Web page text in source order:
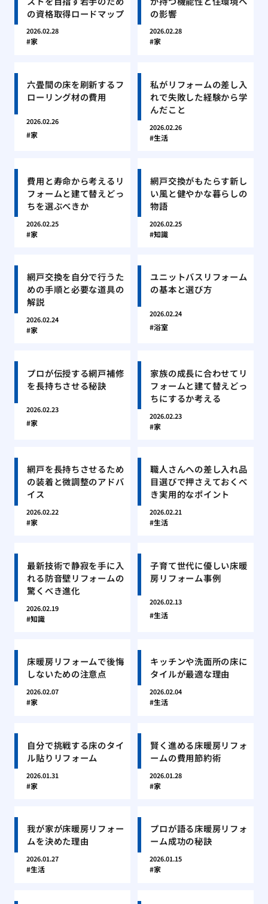
の資格取得ロードマップ
2026.02.28
家
の影響
2026.02.28
家
六畳間の床を刷新するフ
ローリング材の費用
2026.02.26
家
私がリフォームの差し入
れで失敗した経験から学
んだこと
2026.02.26
生活
費用と寿命から考えるリ
フォームと建て替えどっ
ちを選ぶべきか
2026.02.25
家
網戸交換がもたらす新し
い風と健やかな暮らしの
物語
2026.02.25
知識
網戸交換を自分で行うた
めの手順と必要な道具の
解説
2026.02.24
家
ユニットバスリフォーム
の基本と選び方
2026.02.24
浴室
プロが伝授する網戸補修
を長持ちさせる秘訣
2026.02.23
家
家族の成長に合わせてリ
フォームと建て替えどっ
ちにするか考える
2026.02.23
家
網戸を長持ちさせるため
の装着と微調整のアドバ
イス
2026.02.22
家
職人さんへの差し入れ品
目選びで押さえておくべ
き実用的なポイント
2026.02.21
生活
最新技術で静寂を手に入
れる防音壁リフォームの
驚くべき進化
2026.02.19
知識
子育て世代に優しい床暖
房リフォーム事例
2026.02.13
生活
床暖房リフォームで後悔
しないための注意点
2026.02.07
家
キッチンや洗面所の床に
タイルが最適な理由
2026.02.04
生活
自分で挑戦する床のタイ
ル貼りリフォーム
2026.01.31
家
賢く進める床暖房リフォ
ームの費用節約術
2026.01.28
家
我が家が床暖房リフォー
ムを決めた理由
2026.01.27
生活
プロが語る床暖房リフォ
ーム成功の秘訣
2026.01.15
家